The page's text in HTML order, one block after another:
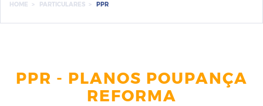
HOME PARTICULARES PPR
PPR - PLANOS POUPANÇA
REFORMA